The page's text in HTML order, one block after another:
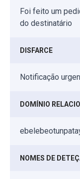
Foi feito um
do destinatário
DISFARCE
Notificação
DOMÍNIO
NOMES DE